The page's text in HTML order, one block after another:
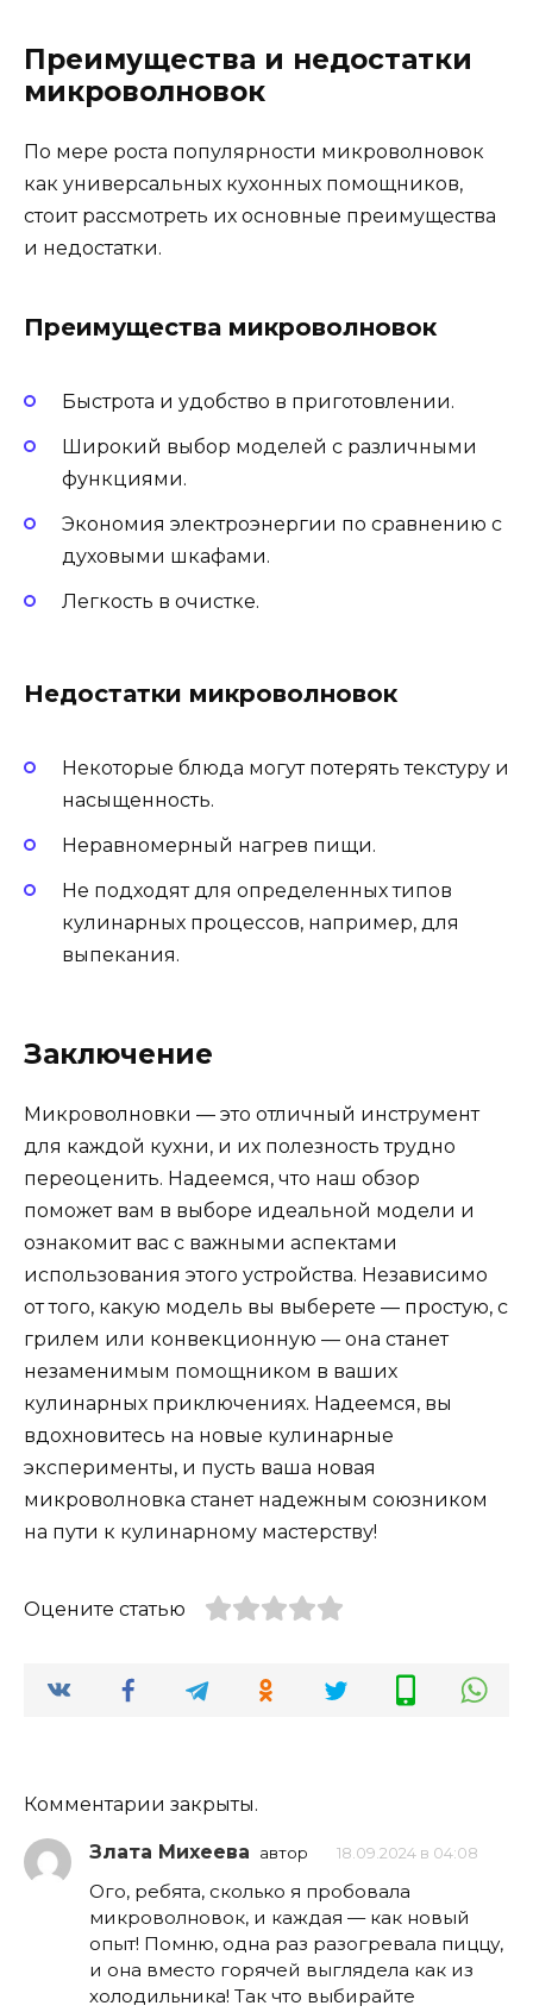
Преимущества и недостатки
микроволновок
По мере роста популярности микроволновок
как универсальных кухонных помощников,
стоит рассмотреть их основные преимущества
и недостатки.
Преимущества микроволновок
Быстрота и удобство в приготовлении.
Широкий выбор моделей с различными
функциями.
Экономия электроэнергии по сравнению с
духовыми шкафами.
Легкость в очистке.
Недостатки микроволновок
Некоторые блюда могут потерять текстуру и
насыщенность.
Неравномерный нагрев пищи.
Не подходят для определенных типов
кулинарных процессов, например, для
выпекания.
Заключение
Микроволновки — это отличный инструмент
для каждой кухни, и их полезность трудно
переоценить. Надеемся, что наш обзор
поможет вам в выборе идеальной модели и
ознакомит вас с важными аспектами
использования этого устройства. Независимо
от того, какую модель вы выберете — простую, с
грилем или конвекционную — она станет
незаменимым помощником в ваших
кулинарных приключениях. Надеемся, вы
вдохновитесь на новые кулинарные
эксперименты, и пусть ваша новая
микроволновка станет надежным союзником
на пути к кулинарному мастерству!
Оцените статью
Комментарии закрыты.
Злата Михеева автор 18.09.2024 в 04:08
Ого, ребята, сколько я пробовала
микроволновок, и каждая — как новый
опыт! Помню, одна раз разогревала пиццу,
и она вместо горячей выглядела как из
холодильника! Так что выбирайте